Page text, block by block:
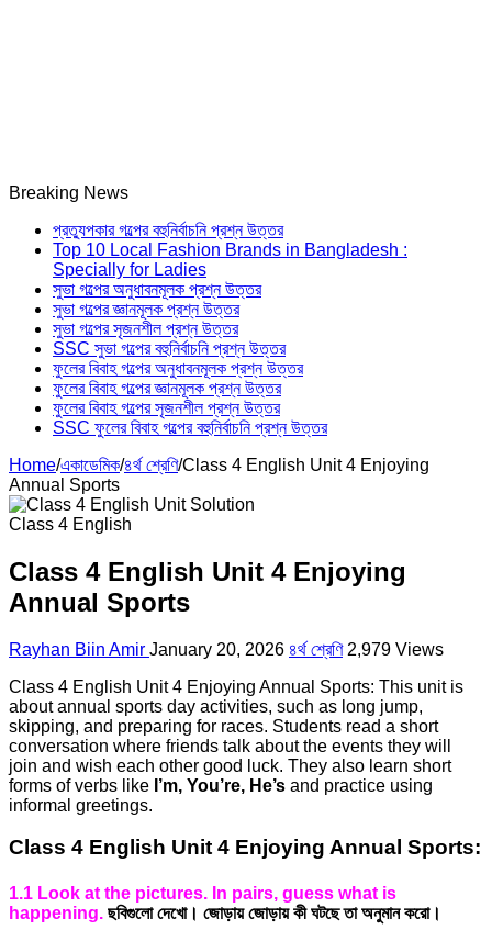
Breaking News
প্রত্যুপকার গল্পের বহুনির্বাচনি প্রশ্ন উত্তর
Top 10 Local Fashion Brands in Bangladesh :
Specially for Ladies
সুভা গল্পের অনুধাবনমূলক প্রশ্ন উত্তর
সুভা গল্পের জ্ঞানমূলক প্রশ্ন উত্তর
সুভা গল্পের সৃজনশীল প্রশ্ন উত্তর
SSC সুভা গল্পের বহুনির্বাচনি প্রশ্ন উত্তর
ফুলের বিবাহ গল্পের অনুধাবনমূলক প্রশ্ন উত্তর
ফুলের বিবাহ গল্পের জ্ঞানমূলক প্রশ্ন উত্তর
ফুলের বিবাহ গল্পের সৃজনশীল প্রশ্ন উত্তর
SSC ফুলের বিবাহ গল্পের বহুনির্বাচনি প্রশ্ন উত্তর
Home/একাডেমিক/৪র্থ শ্রেণি/Class 4 English Unit 4 Enjoying
Annual Sports
Class 4 English
Class 4 English Unit 4 Enjoying
Annual Sports
Rayhan Biin Amir January 20, 2026 ৪র্থ শ্রেণি 2,979 Views
Class 4 English Unit 4 Enjoying Annual Sports: This unit is
about annual sports day activities, such as long jump,
skipping, and preparing for races. Students read a short
conversation where friends talk about the events they will
join and wish each other good luck. They also learn short
forms of verbs like I’m, You’re, He’s and practice using
informal greetings.
Class 4 English Unit 4 Enjoying Annual Sports:
1.1 Look at the pictures. In pairs, guess what is
happening. ছবিগুলো দেখো। জোড়ায় জোড়ায় কী ঘটছে তা অনুমান করো।